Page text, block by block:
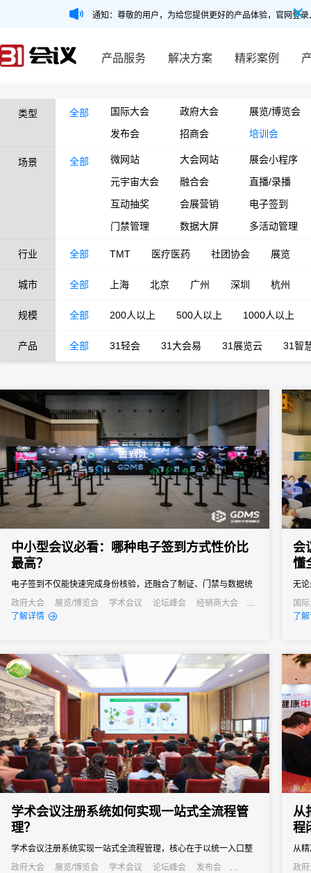
通知：尊敬的用户，为给您提供更好的产品体验，官网登
产品服务 解决方案 精彩案例
类型 全部 国际大会 政府大会
展览/博览会
发布会
招商会 培训会
场景 全部 微网站 大会网站
展会小程序
元宇宙大会
融合会
直播/录播
互动抽奖
会展营销
电子签到
门禁管理
数据大屏 多活动管理
行业 全部 TMT 医疗医药 社团协会 展览
城市 全部 上海 北京 广州 深圳 杭州
规模 全部 200人以上 500人以上 1000人以上
产品 全部 31轻会 31大会易 31展览云 31智
中小型会议必看：哪种电子签到方式性价比
最高？
电子签到不仅能快速完成身份核验，还融合了制证、门禁与数据统
计等多重功能，能够快速完成签到过程，减少等待时间，同时能够
通过数据分析，为会议组织者提供宝贵的参会者信息，助力后续的
政府大会 展览/博览会 学术会议 论坛峰会
经销商大会
公关活动
发布会
了解详情
会
懂
无
务
会
国
线
了
学术会议注册系统如何实现一站式全流程管
理？
学术会议注册系统实现一站式全流程管理，核心在于以统一入口整
合资源，通过自动化简化流程、以个性化覆盖需求、以数据化支撑
政府大会 展览/博览会 学术会议 论坛峰会
发布会
从
程
从
终
政